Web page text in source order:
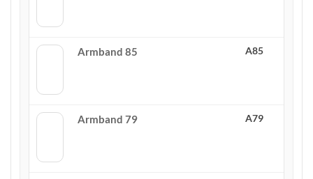
Armband 85 A85
Armband 79 A79